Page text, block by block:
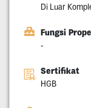
Di Luar
Fungsi
-
Sertifikat
HGB